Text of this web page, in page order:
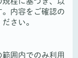
内容をご確認の
さい。
囲内でのみ利用